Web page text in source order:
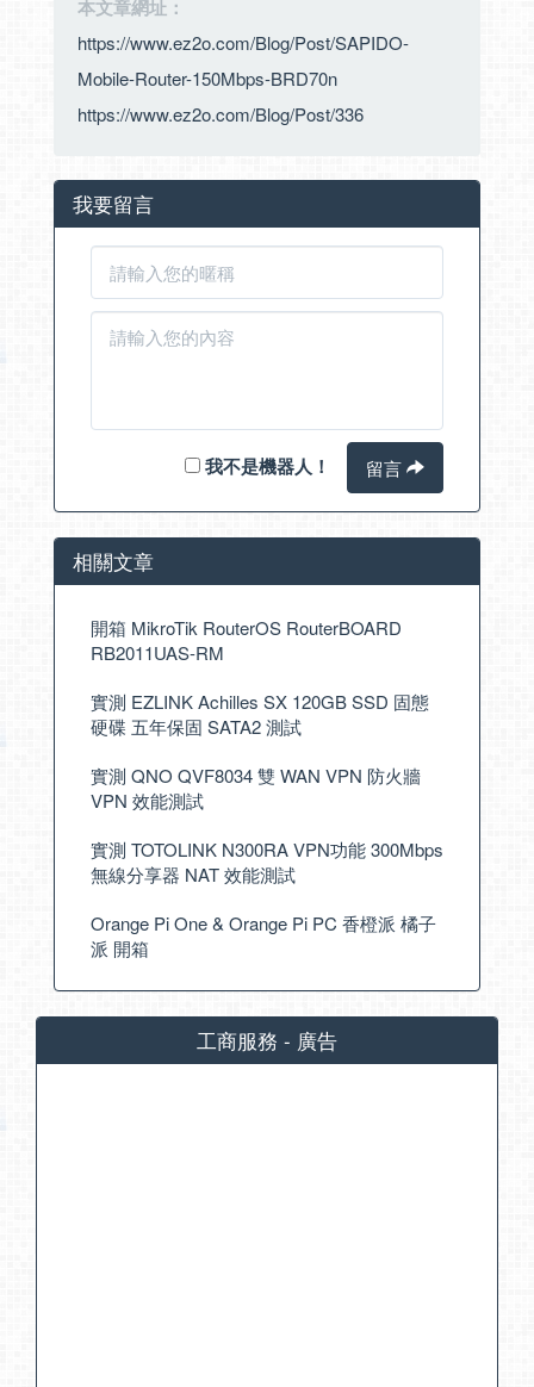
本文章網址：
https://www.ez2o.com/Blog/Post/SAPIDO-
Mobile-Router-150Mbps-BRD70n
https://www.ez2o.com/Blog/Post/336
我要留言
我不是機器人！ 留言
相關文章
開箱 MikroTik RouterOS RouterBOARD
RB2011UAS-RM
實測 EZLINK Achilles SX 120GB SSD 固態
硬碟 五年保固 SATA2 測試
實測 QNO QVF8034 雙 WAN VPN 防火牆
VPN 效能測試
實測 TOTOLINK N300RA VPN功能 300Mbps
無線分享器 NAT 效能測試
Orange Pi One & Orange Pi PC 香橙派 橘子
派 開箱
工商服務 - 廣告